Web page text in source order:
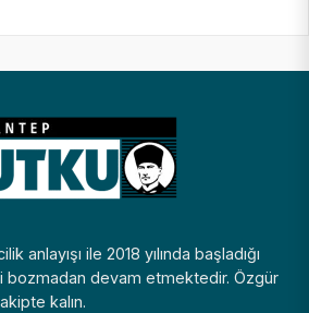
anlayışı ile 2018 yılında başladığı
bozmadan devam etmektedir. Özgür
kalın.